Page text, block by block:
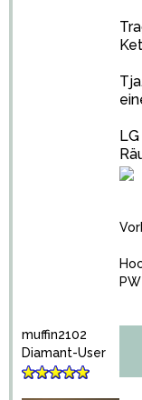
LG
muffin2102
Diamant-User